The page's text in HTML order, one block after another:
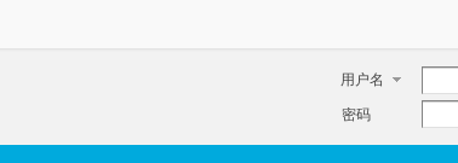
用户名
密码